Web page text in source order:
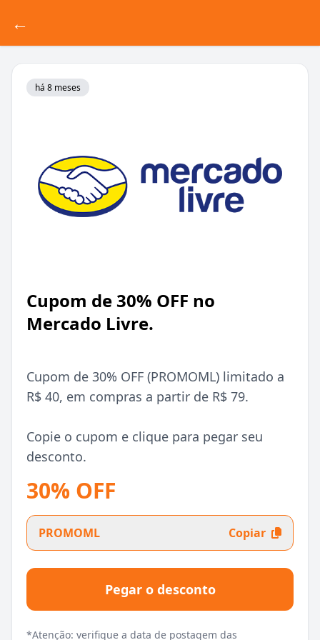
←
há 8 meses
Cupom de 30% OFF no
Mercado Livre.
Cupom de 30% OFF (PROMOML) limitado a
R$ 40, em compras a partir de R$ 79.
Copie o cupom e clique para pegar seu
desconto.
30% OFF
PROMOML Copiar
Pegar o desconto
*Atenção: verifique a data de postagem das